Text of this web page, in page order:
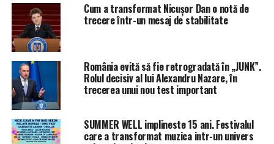
NU RATATI
Interviu exclusiv cu fondatorul proiectului MEDIPRICE
Cum a transformat Nicușor Dan o notă de
trecere într-un mesaj de stabilitate
România evită să fie retrogradată în „JUNK”.
Rolul decisiv al lui Alexandru Nazare, în
trecerea unui nou test important
SUMMER WELL implineste 15 ani. Festivalul
care a transformat muzica intr-un univers